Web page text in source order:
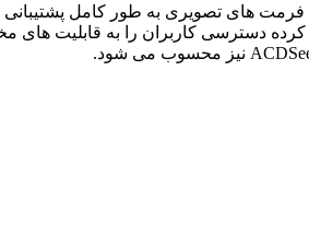
فرمت های تصویری به طور کامل
دسترسی کاربران را به قابلیت های
نیز محسوب می شود.